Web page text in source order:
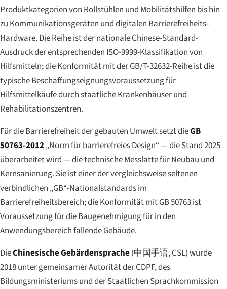
Produktkategorien von Rollstühlen und Mobilitätshilfen bis hin
zu Kommunikationsgeräten und digitalen Barrierefreiheits-
Hardware. Die Reihe ist der nationale Chinese-Standard-
Ausdruck der entsprechenden ISO-9999-Klassifikation von
Hilfsmitteln; die Konformität mit der GB/T-32632-Reihe ist die
typische Beschaffungseignungsvoraussetzung für
Hilfsmittelkäufe durch staatliche Krankenhäuser und
Rehabilitationszentren.
Für die Barrierefreiheit der gebauten Umwelt setzt dieGB
50763-2012„Norm für barrierefreies Design“ — die Stand 2025
überarbeitet wird — die technische Messlatte für Neubau und
Kernsanierung. Sie ist einer der vergleichsweise seltenen
verbindlichen „GB“-Nationalstandards im
Barrierefreiheitsbereich; die Konformität mit GB 50763 ist
Voraussetzung für die Baugenehmigung für in den
Anwendungsbereich fallende Gebäude.
DieChinesische Gebärdensprache(中国手语, CSL) wurde
2018 unter gemeinsamer Autorität der CDPF, des
Bildungsministeriums und der Staatlichen Sprachkommission